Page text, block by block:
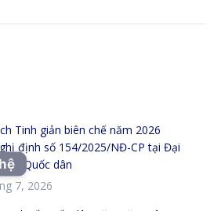
Tinh giản biên chế năm 2026
định số 154/2025/NĐ-CP tại Đại
tế Quốc dân
7, 2026